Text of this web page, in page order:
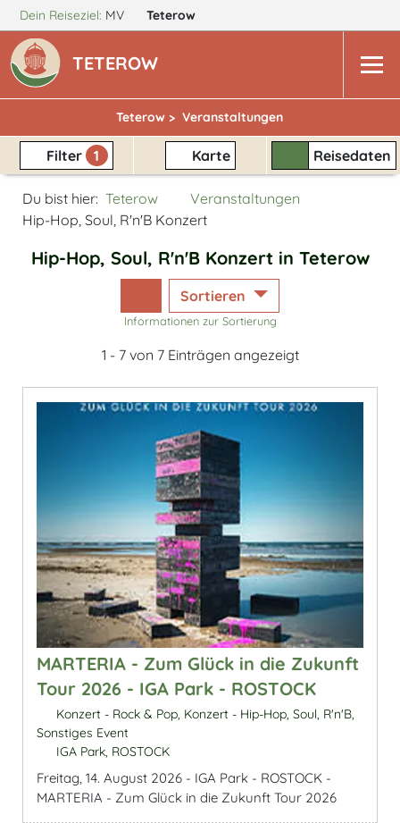
Dein Reiseziel: MV Teterow
TETEROW
Teterow > Veranstaltungen
Filter 1 Karte Reisedaten
Du bist hier: Teterow
Veranstaltungen
Hip-Hop, Soul, R'n'B Konzert
Hip-Hop, Soul, R'n'B Konzert in Teterow
Sortieren
Informationen zur Sortierung
1 - 7 von 7 Einträgen angezeigt
MARTERIA - Zum Glück in die Zukunft
Tour 2026 - IGA Park - ROSTOCK
Konzert - Rock & Pop, Konzert - Hip-Hop, Soul, R'n'B,
Sonstiges Event
IGA Park, ROSTOCK
Freitag, 14. August 2026 - IGA Park - ROSTOCK -
MARTERIA - Zum Glück in die Zukunft Tour 2026